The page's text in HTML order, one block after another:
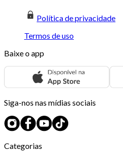
Política de privacidade
Termos de uso
Baixe o app
Siga-nos nas mídias sociais
Categorias